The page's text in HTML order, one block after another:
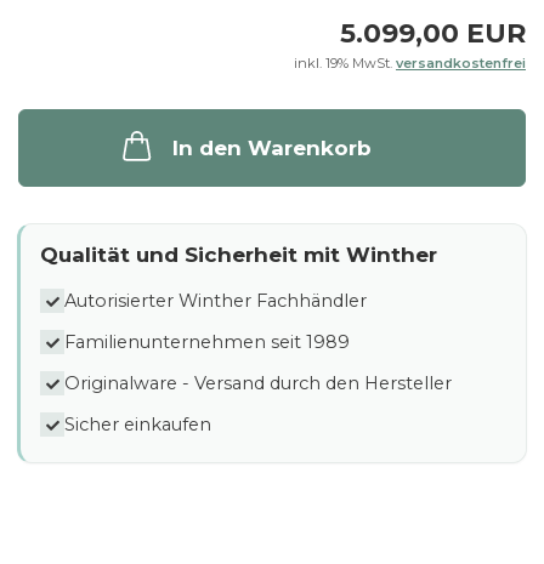
5.099,00 EUR
inkl. 19% MwSt. versandkostenfrei
In den Warenkorb
Qualität und Sicherheit mit Winther
Autorisierter Winther Fachhändler
Familienunternehmen seit 1989
Originalware - Versand durch den Hersteller
Sicher einkaufen